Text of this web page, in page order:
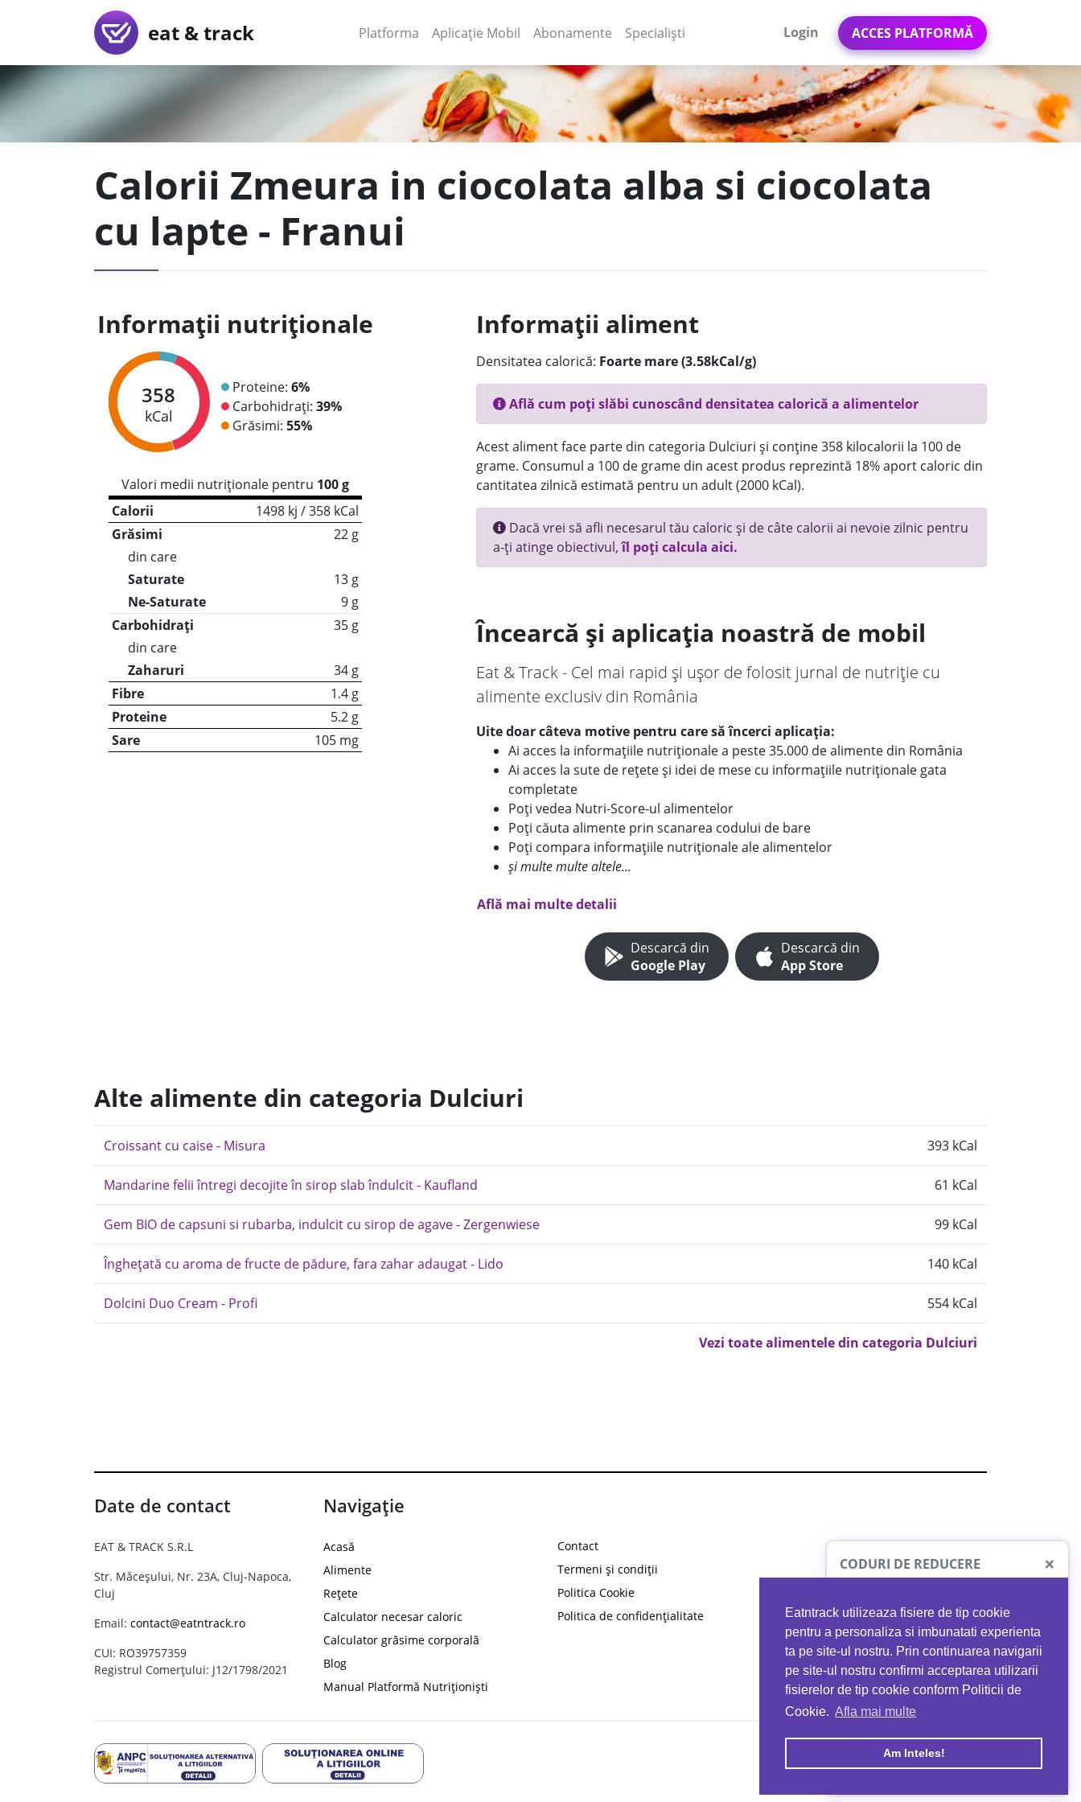
Eatntrack utilizeaza fisiere de tip cookie
pentru a personaliza si imbunatati experienta
ta pe site-ul nostru. Prin continuarea navigarii
pe site-ul nostru confirmi acceptarea utilizarii
fisierelor de tip cookie conform Politicii de
Cookie. Afla mai multe
Am Inteles!
eat & track Platforma (current)
Aplicație Mobil (current)
Abonamente Specialiști Login ACCES PLATFORMĂ
Calorii Zmeura in ciocolata alba si ciocolata
cu lapte - Franui
Informații nutriționale
358
kCal
Proteine: 6%
Carbohidrați: 39%
Grăsimi: 55%
Valori medii nutriționale pentru 100 g
Calorii
1498 kj / 358 kCal
Grăsimi
22 g
din care
Saturate
13 g
Ne-Saturate
9 g
Carbohidrați
35 g
din care
Zaharuri
34 g
Fibre
1.4 g
Proteine
5.2 g
Sare
105 mg
Informații aliment
Densitatea calorică: Foarte mare (3.58kCal/g)
Află cum poți slăbi cunoscând densitatea calorică a alimentelor
Acest aliment face parte din categoria Dulciuri și conține 358 kilocalorii la 100 de
grame. Consumul a 100 de grame din acest produs reprezintă 18% aport caloric din
cantitatea zilnică estimată pentru un adult (2000 kCal).
Dacă vrei să afli necesarul tău caloric și de câte calorii ai nevoie zilnic pentru
a-ți atinge obiectivul,îl poți calcula aici.
Încearcă și aplicația noastră de mobil
Eat & Track - Cel mai rapid și ușor de folosit jurnal de nutriție cu
alimente exclusiv din România
Uite doar câteva motive pentru care să încerci aplicația:
Ai acces la informațiile nutriționale a peste 35.000 de alimente din România
Ai acces la sute de rețete și idei de mese cu informațiile nutriționale gata
completate
Poți vedea Nutri-Score-ul alimentelor
Poți căuta alimente prin scanarea codului de bare
Poți compara informațiile nutriționale ale alimentelor
și multe multe altele...
Află mai multe detalii
Descarcă din
Google Play
Descarcă din
App Store
Alte alimente din categoria Dulciuri
Croissant cu caise - Misura 393 kCal
Mandarine felii întregi decojite în sirop slab îndulcit - Kaufland 61 kCal
Gem BIO de capsuni si rubarba, indulcit cu sirop de agave - Zergenwiese 99 kCal
Înghețată cu aroma de fructe de pădure, fara zahar adaugat - Lido 140 kCal
Dolcini Duo Cream - Profi 554 kCal
Vezi toate alimentele din categoria Dulciuri
Date de contact
EAT & TRACK S.R.L
Str. Măceșului, Nr. 23A, Cluj-Napoca,
Cluj
Email: contact@eatntrack.ro
CUI: RO39757359
Registrul Comerțului: J12/1798/2021
Navigație
Acasă
Alimente
Rețete
Calculator necesar caloric
Calculator grăsime corporală
Blog
Manual Platformă Nutriționiști
Contact
Termeni și condiții
Politica Cookie
Politica de confidențialitate
CODURI DE REDUCERE ×
PROTO41
reducere la orice comandă
EATNTRACK
MYPROTEIN
Ai40%reducere la orice comandă
folosind codul EATTRACK